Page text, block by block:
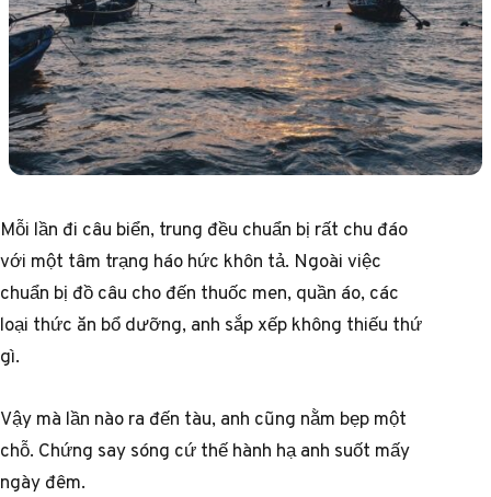
Mỗi lần đi câu biển, trung đều chuẩn bị rất chu đáo
với một tâm trạng háo hức khôn tả. Ngoài việc
chuẩn bị đồ câu cho đến thuốc men, quần áo, các
loại thức ăn bổ dưỡng, anh sắp xếp không thiếu thứ
gì.
Vậy mà lần nào ra đến tàu, anh cũng nằm bẹp một
chỗ. Chứng say sóng cứ thế hành hạ anh suốt mấy
ngày đêm.